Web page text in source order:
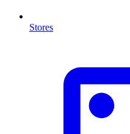
Stores